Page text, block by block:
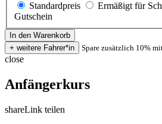
Standardpreis
Ermäßigt für
Gutschein
Spare zusätzlich 10%
close
Anfängerkurs
shareLink teilen